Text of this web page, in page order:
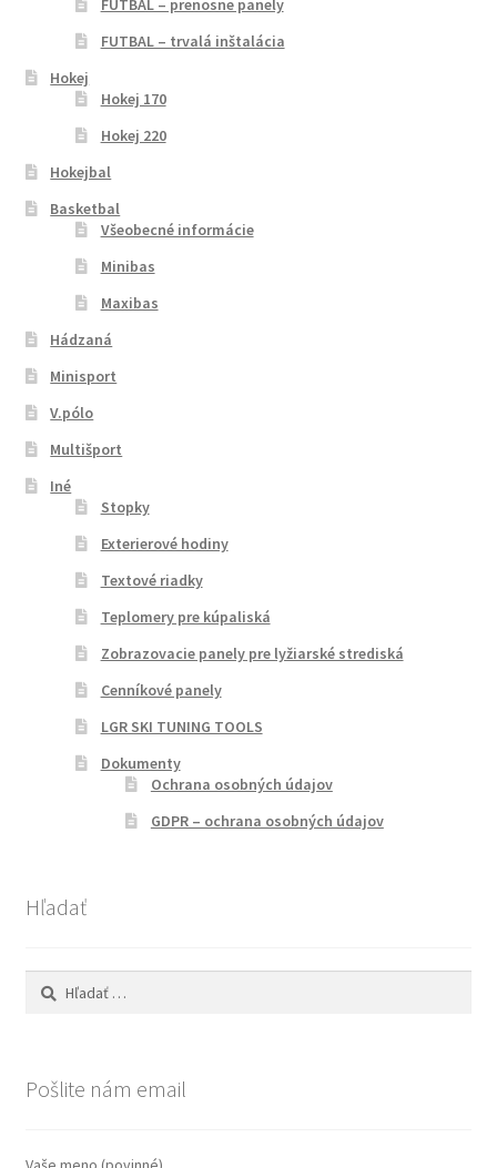
Futbal – stacionárne časomiery
Futbal -prenosné časomiery
Hádzaná
Hodiny GPS
Hokej 170
Hokejbal
Iné panely
Kontakt
LGR SKI TUNING TOOLS
Minibas
Obchod
FUTBAL – prenosne panely
FUTBAL – trvalá inštalácia
Hokej
Hokej 170
Hokej 220
Hokejbal
Basketbal
Všeobecné informácie
Minibas
Maxibas
Hádzaná
Minisport
V.pólo
Multišport
Iné
Stopky
Exterierové hodiny
Textové riadky
Teplomery pre kúpaliská
Zobrazovacie panely pre lyžiarské strediská
Cenníkové panely
LGR SKI TUNING TOOLS
Dokumenty
Ochrana osobných údajov
GDPR – ochrana osobných údajov
Hľadať
Hľadať:
Pošlite nám email